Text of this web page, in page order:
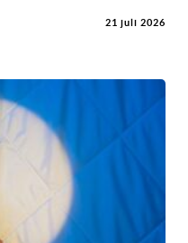
21 juli 2026